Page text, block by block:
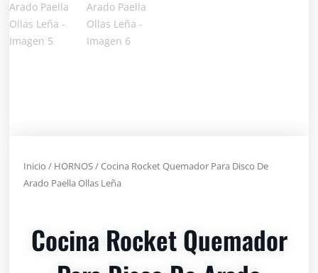
Inicio / HORNOS/ Cocina Rocket Quemador Para Disco De
Arado Paella Ollas Leña
Cocina Rocket Quemador